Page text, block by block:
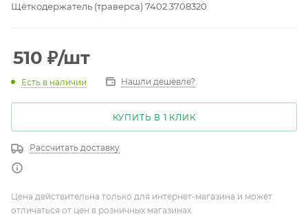
Щёткодержатель (траверса) 7402.3708320
510 ₽/шт
Есть в наличии Нашли дешевле?
КУПИТЬ В 1 КЛИК
Рассчитать доставку
Цена действительна только для интернет-магазина и может
отличаться от цен в розничных магазинах